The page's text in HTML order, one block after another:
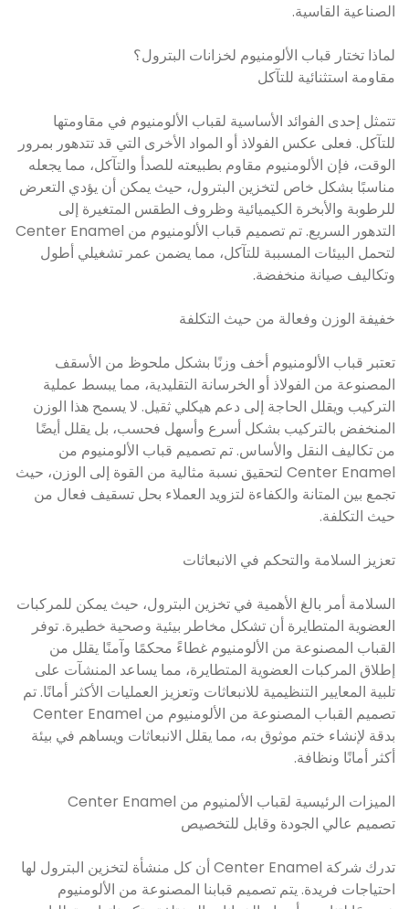
الصناعية القاسية.
لماذا تختار قباب الألومنيوم لخزانات البترول؟
مقاومة استثنائية للتآكل
تتمثل إحدى الفوائد الأساسية لقباب الألومنيوم في مقاومتها
للتآكل. فعلى عكس الفولاذ أو المواد الأخرى التي قد تتدهور بمرور
الوقت، فإن الألومنيوم مقاوم بطبيعته للصدأ والتآكل، مما يجعله
مناسبًا بشكل خاص لتخزين البترول، حيث يمكن أن يؤدي التعرض
للرطوبة والأبخرة الكيميائية وظروف الطقس المتغيرة إلى
التدهور السريع. تم تصميم قباب الألومنيوم من Center Enamel
لتحمل البيئات المسببة للتآكل، مما يضمن عمر تشغيلي أطول
وتكاليف صيانة منخفضة.
خفيفة الوزن وفعالة من حيث التكلفة
تعتبر قباب الألومنيوم أخف وزنًا بشكل ملحوظ من الأسقف
المصنوعة من الفولاذ أو الخرسانة التقليدية، مما يبسط عملية
التركيب ويقلل الحاجة إلى دعم هيكلي ثقيل. لا يسمح هذا الوزن
المنخفض بالتركيب بشكل أسرع وأسهل فحسب، بل يقلل أيضًا
من تكاليف النقل والأساس. تم تصميم قباب الألومنيوم من
Center Enamel لتحقيق نسبة مثالية من القوة إلى الوزن، حيث
تجمع بين المتانة والكفاءة لتزويد العملاء بحل تسقيف فعال من
حيث التكلفة.
تعزيز السلامة والتحكم في الانبعاثات
السلامة أمر بالغ الأهمية في تخزين البترول، حيث يمكن للمركبات
العضوية المتطايرة أن تشكل مخاطر بيئية وصحية خطيرة. توفر
القباب المصنوعة من الألومنيوم غطاءً محكمًا وآمنًا يقلل من
إطلاق المركبات العضوية المتطايرة، مما يساعد المنشآت على
تلبية المعايير التنظيمية للانبعاثات وتعزيز العمليات الأكثر أمانًا. تم
تصميم القباب المصنوعة من الألومنيوم من Center Enamel
بدقة لإنشاء ختم موثوق به، مما يقلل الانبعاثات ويساهم في بيئة
أكثر أمانًا ونظافة.
الميزات الرئيسية لقباب الألمنيوم من Center Enamel
تصميم عالي الجودة وقابل للتخصيص
تدرك شركة Center Enamel أن كل منشأة لتخزين البترول لها
احتياجات فريدة. يتم تصميم قبابنا المصنوعة من الألومنيوم